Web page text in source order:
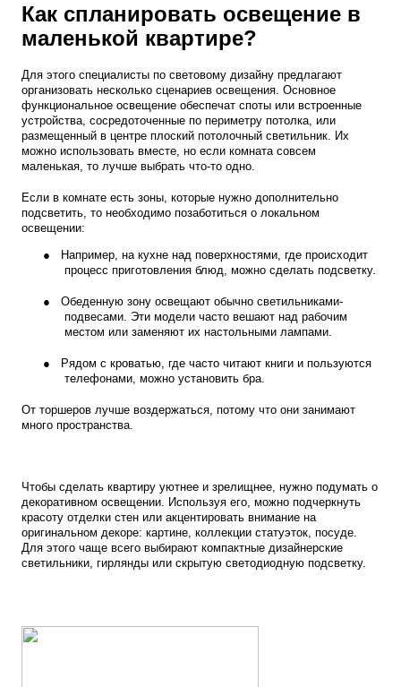
Как спланировать освещение в
маленькой квартире?
Для этого специалисты по световому дизайну предлагают
организовать несколько сценариев освещения. Основное
функциональное освещение обеспечат споты или встроенные
устройства, сосредоточенные по периметру потолка, или
размещенный в центре плоский потолочный светильник. Их
можно использовать вместе, но если комната совсем
маленькая, то лучше выбрать что-то одно.
Если в комнате есть зоны, которые нужно дополнительно
подсветить, то необходимо позаботиться о локальном
освещении:
●
Например, на кухне над поверхностями, где происходит
процесс приготовления блюд, можно сделать подсветку.
●
Обеденную зону освещают обычно светильниками-
подвесами. Эти модели часто вешают над рабочим
местом или заменяют их настольными лампами.
●
Рядом с кроватью, где часто читают книги и пользуются
телефонами, можно установить бра.
От торшеров лучше воздержаться, потому что они занимают
много пространства.
Чтобы сделать квартиру уютнее и зрелищнее, нужно подумать о
декоративном освещении. Используя его, можно подчеркнуть
красоту отделки стен или акцентировать внимание на
оригинальном декоре: картине, коллекции статуэток, посуде.
Для этого чаще всего выбирают компактные дизайнерские
светильники, гирлянды или скрытую светодиодную подсветку.